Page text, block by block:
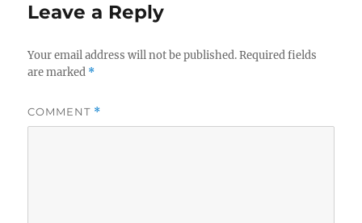
Leave a Reply
Your email address will not be published. Required fields
are marked *
COMMENT *